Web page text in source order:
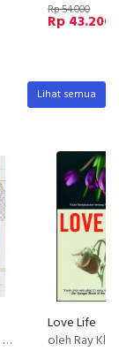
Rp 54.000
Rp 43.200
Lihat semua
Love Life
oleh Ray